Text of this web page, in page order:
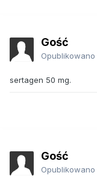
Gość
Opublikowano
sertagen 50 mg.
Gość
Opublikowano